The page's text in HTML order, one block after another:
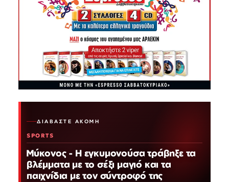
ΔΙΑΒΆΣΤΕ ΑΚΌΜΗ
SPORTS
Μύκονος - Η εγκυμονούσα τράβηξε τα
βλέμματα με το σέξι μαγιό και τα
παιχνίδια με τον σύντροφό της